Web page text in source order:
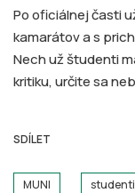
Po oficiálnej časti
kamarátov a s
Nech už študenti
kritiku, určite sa
SDÍLET
MUNI studenti